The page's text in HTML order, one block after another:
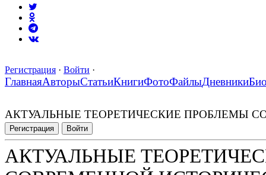
Регистрация · Войти ·
ГлавнаяАвторыСтатьиКнигиФотоФайлыДневники
АКТУАЛЬНЫЕ ТЕОРЕТИЧЕСКИЕ ПРОБЛЕМЫ
Регистрация Войти
АКТУАЛЬНЫЕ